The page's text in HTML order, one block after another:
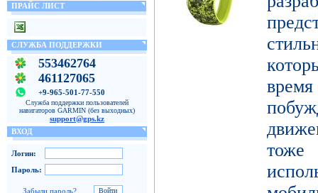
ПРАЙС ЛИСТ
СЛУЖБА ПОДДЕРЖКИ
553462764
461127065
+9-965-501-77-550
Служба поддержки пользователей
навигаторов GARMIN (без выходных)
support@gps.kz
ВХОД
Логин:
Пароль:
Забыли пароль?
тоже